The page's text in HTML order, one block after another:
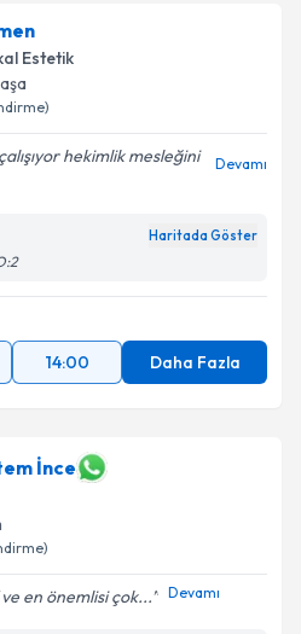
e-posta ile
işlenmesine ilişkin
kişisel verilerimin belirtilen
kabul ediyorum.
Talebini Gönder
Estetik
hekimlik mesleğini
Devamı
Haritada Göster
14:00 Daha Fazla
İnce
en önemlisi çok... Devamı